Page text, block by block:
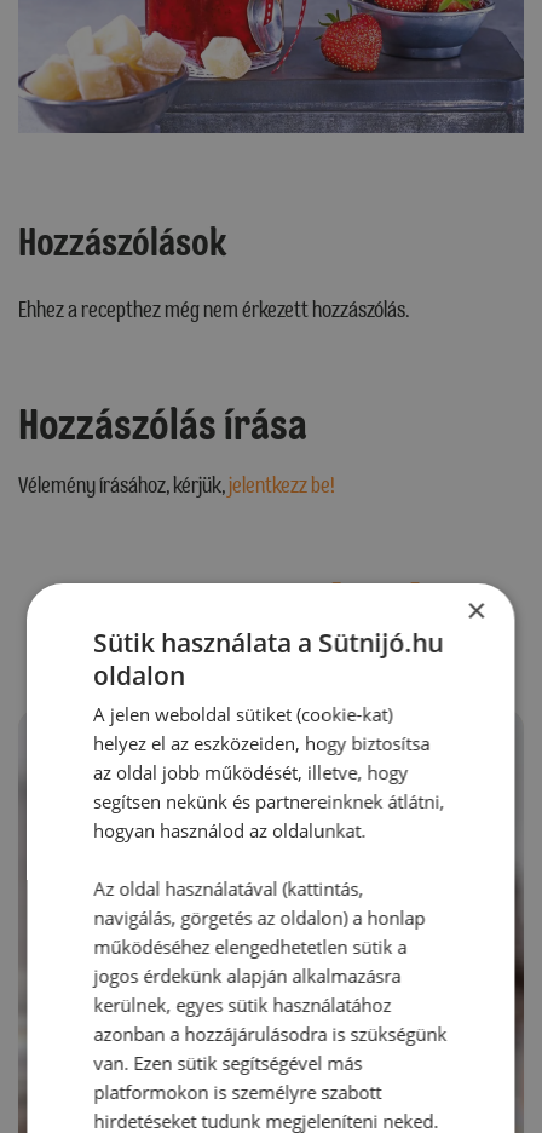
Hozzászólások
Ehhez a recepthez még nem érkezett hozzászólás.
Hozzászólás írása
Vélemény írásához, kérjük,jelentkezz be!
RECEPTAJÁNLÓ ×
Sütik használata a Sütnijó.hu
oldalon
A jelen weboldal sütiket (cookie-kat)
helyez el az eszközeiden, hogy biztosítsa
az oldal jobb működését, illetve, hogy
segítsen nekünk és partnereinknek átlátni,
hogyan használod az oldalunkat.
Az oldal használatával (kattintás,
navigálás, görgetés az oldalon) a honlap
működéséhez elengedhetetlen sütik a
jogos érdekünk alapján alkalmazásra
kerülnek, egyes sütik használatához
azonban a hozzájárulásodra is szükségünk
van. Ezen sütik segítségével más
platformokon is személyre szabott
hirdetéseket tudunk megjeleníteni neked.